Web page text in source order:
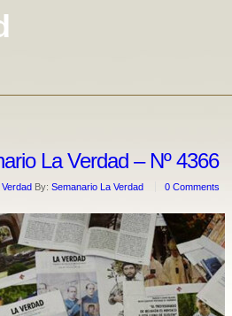
La Verdad – Nº 4366
By: Semanario La Verdad 0 Comments